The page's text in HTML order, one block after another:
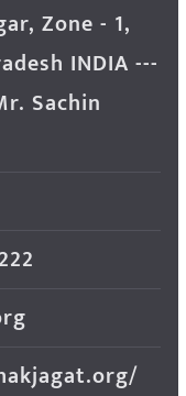
Zone - 1,
INDIA ---
Sachin